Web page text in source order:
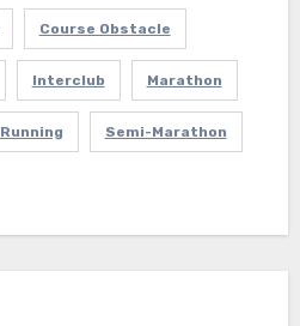
Course Obstacle
Interclub Marathon
Running Semi-Marathon